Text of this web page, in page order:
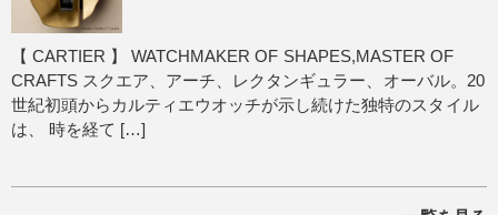
【 CARTIER 】 WATCHMAKER OF SHAPES,MASTER OF
CRAFTS スクエア、アーチ、レクタンギュラー、オーバル。20
世紀初頭からカルティエウオッチが示し続けた独特のスタイル
は、 時を経て […]